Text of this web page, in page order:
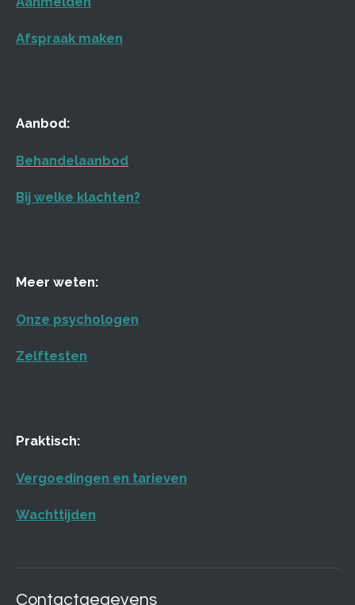
Afspraak maken
Aanbod:
Behandelaanbod
Bij welke klachten?
Meer weten:
Onze psychologen
Zelftesten
Praktisch:
Vergoedingen en tarieven
Wachttijden
Contactgegevens